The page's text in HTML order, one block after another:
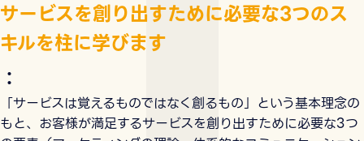
：
サービスを創り出すために必要な3つのス
キルを柱に学びます
「サービスは覚えるものではなく創るもの」という基本理念の
もと、お客様が満足するサービスを創り出すために必要な3つ